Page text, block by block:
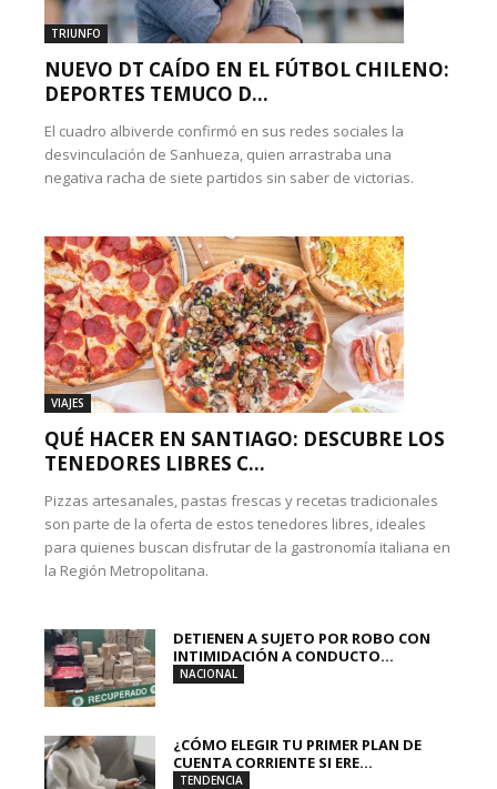
TRIUNFO
NUEVO DT CAÍDO EN EL FÚTBOL CHILENO:
DEPORTES TEMUCO D...
El cuadro albiverde confirmó en sus redes sociales la
desvinculación de Sanhueza, quien arrastraba una
negativa racha de siete partidos sin saber de victorias.
VIAJES
QUÉ HACER EN SANTIAGO: DESCUBRE LOS
TENEDORES LIBRES C...
Pizzas artesanales, pastas frescas y recetas tradicionales
son parte de la oferta de estos tenedores libres, ideales
para quienes buscan disfrutar de la gastronomía italiana en
la Región Metropolitana.
DETIENEN A SUJETO POR ROBO CON
INTIMIDACIÓN A CONDUCTO...
NACIONAL
¿CÓMO ELEGIR TU PRIMER PLAN DE
CUENTA CORRIENTE SI ERE...
TENDENCIA